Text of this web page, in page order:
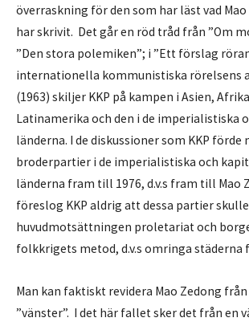
överraskning för den som har läst vad Mao
har skrivit. Det går en röd tråd från ”Om
”Den stora polemiken”; i ”Ett förslag
internationella kommunistiska rörelsens
(1963) skiljer KKP på kampen i Asien,
Latinamerika och den i de imperialistiska
länderna. I de diskussioner som KKP förde
broderpartier i de imperialistiska och
länderna fram till 1976, d.v.s fram till Mao
föreslog KKP aldrig att dessa partier
huvudmotsättningen proletariat och
folkkrigets metod, d.v.s omringa städerna
Man kan faktiskt revidera Mao Zedong
”vänster”. I det här fallet sker det från en